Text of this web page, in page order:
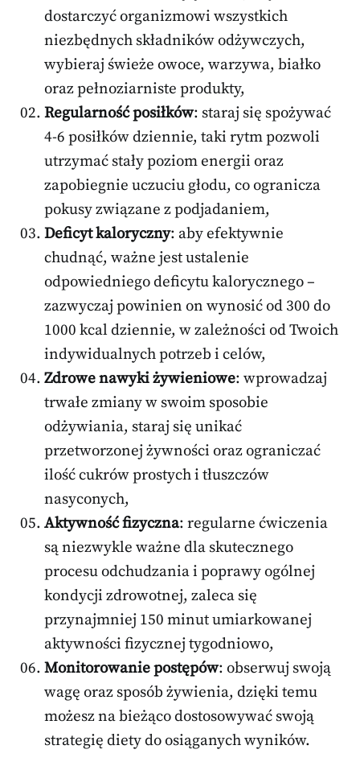
dostarczyć organizmowi wszystkich
niezbędnych składników odżywczych,
wybieraj świeże owoce, warzywa, białko
oraz pełnoziarniste produkty,
Regularność posiłków: staraj się spożywać
4-6 posiłków dziennie, taki rytm pozwoli
utrzymać stały poziom energii oraz
zapobiegnie uczuciu głodu, co ogranicza
pokusy związane z podjadaniem,
Deficyt kaloryczny: aby efektywnie
chudnąć, ważne jest ustalenie
odpowiedniego deficytu kalorycznego –
zazwyczaj powinien on wynosić od 300 do
1000 kcal dziennie, w zależności od Twoich
indywidualnych potrzeb i celów,
Zdrowe nawyki żywieniowe: wprowadzaj
trwałe zmiany w swoim sposobie
odżywiania, staraj się unikać
przetworzonej żywności oraz ograniczać
ilość cukrów prostych i tłuszczów
nasyconych,
Aktywność fizyczna: regularne ćwiczenia
są niezwykle ważne dla skutecznego
procesu odchudzania i poprawy ogólnej
kondycji zdrowotnej, zaleca się
przynajmniej 150 minut umiarkowanej
aktywności fizycznej tygodniowo,
Monitorowanie postępów: obserwuj swoją
wagę oraz sposób żywienia, dzięki temu
możesz na bieżąco dostosowywać swoją
strategię diety do osiąganych wyników.